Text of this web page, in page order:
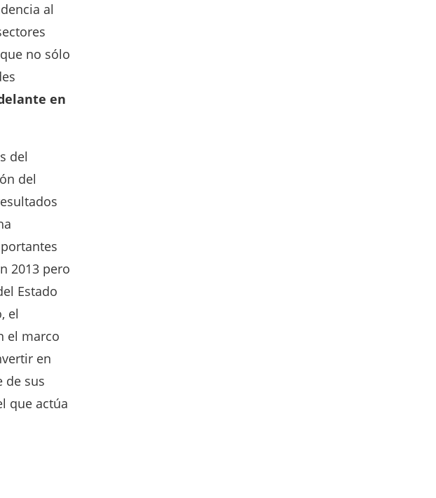
al
no sólo
en
del
del
2013 pero
Estado
el
el marco
en
de sus
que actúa